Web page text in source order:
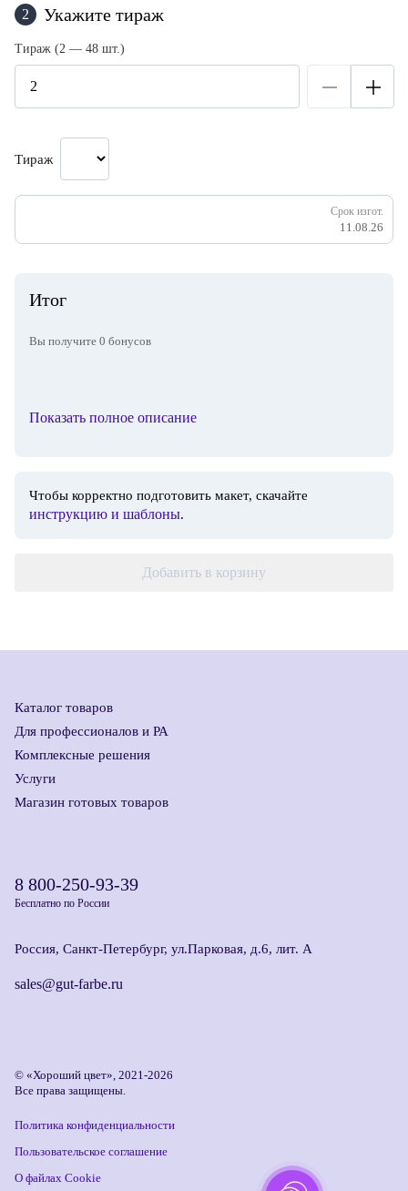
2 Укажите тираж
Тираж (2 — 48 шт.)
Тираж
Срок изгот.
11.08.26
Итог
Вы получите 0 бонусов
Показать полное описание
Чтобы корректно подготовить макет, скачайте
инструкцию и шаблоны.
Добавить в корзину
Каталог товаров
Для профессионалов и РА
Комплексные решения
Услуги
Магазин готовых товаров
8 800-250-93-39
Бесплатно по России
Россия, Санкт-Петербург, ул.Парковая, д.6, лит. А
sales@gut-farbe.ru
© «Хороший цвет», 2021-2026
Все права защищены.
Политика конфиденциальности
Пользовательское соглашение
О файлах Cookie